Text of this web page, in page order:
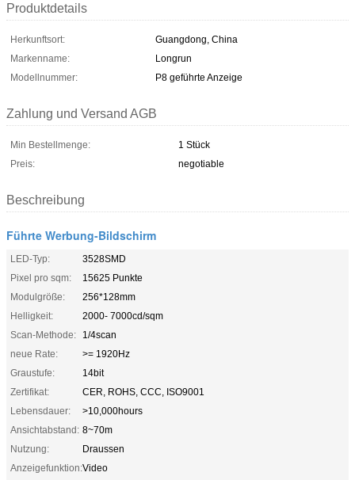
Produktdetails
Herkunftsort:
Guangdong, China
Markenname:
Longrun
Modellnummer:
P8 geführte Anzeige
Zahlung und Versand AGB
Min Bestellmenge:
1 Stück
Preis:
negotiable
Beschreibung
Führte Werbung-Bildschirm
LED-Typ:
3528SMD
Pixel pro sqm:
15625 Punkte
Modulgröße:
256*128mm
Helligkeit:
2000- 7000cd/sqm
Scan-Methode:
1/4scan
neue Rate:
>= 1920Hz
Graustufe:
14bit
Zertifikat:
CER, ROHS, CCC, ISO9001
Lebensdauer:
>10,000hours
Ansichtabstand: 8~70m
Nutzung:
Draussen
Anzeigefunktion:Video